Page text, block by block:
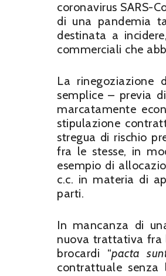
coronavirus SARS-
di una pandemia
destinata a
commerciali che
La rinegoziazione
semplice – previa
marcatamente
stipulazione
stregua di rischio
fra le stesse, in
esempio di
c.c. in materia di
parti.
In mancanza di
nuova trattativa fra
brocardi “pacta
contrattuale senza